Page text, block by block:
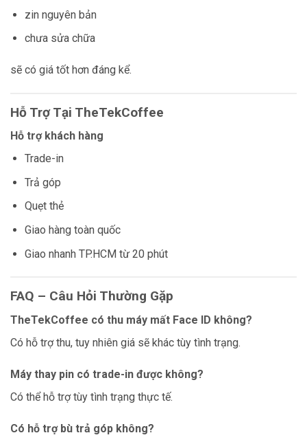
zin nguyên bản
chưa sửa chữa
sẽ có giá tốt hơn đáng kể.
Hỗ Trợ Tại TheTekCoffee
Hỗ trợ khách hàng
Trade-in
Trả góp
Quẹt thẻ
Giao hàng toàn quốc
Giao nhanh TP.HCM từ 20 phút
FAQ – Câu Hỏi Thường Gặp
TheTekCoffee có thu máy mất Face ID không?
Có hỗ trợ thu, tuy nhiên giá sẽ khác tùy tình trạng.
Máy thay pin có trade-in được không?
Có thể hỗ trợ tùy tình trạng thực tế.
Có hỗ trợ bù trả góp không?